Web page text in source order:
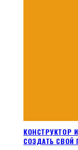
КОНСТРУКТОР
СОЗДАТЬ СВОЙ